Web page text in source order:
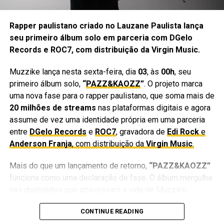
equipe e entrega caminhem na mesma direção.
O quarto encontro será focado emassessoria particular
e relação direta com o artista, uma das áreas mais
sensíveis da produção. Trabalhar perto de um artista exige
responsabilidade e capacidade de entender tanto o lado
profissional quanto o lado pessoal de uma carreira.
Para quem é essa mentoria?
A mentoria foi pensada para quem sonha em trabalhar na
indústria da música, produzir artistas, entender bastidores
de shows, atuar em equipes artísticas ou simplesmente
compreender como funciona o mercado
por trás dos
Também é uma oportunidade para produtores iniciantes,
assistentes de produção, empresários, artistas
Rapper paulistano criado no Lauzane Paulista lança
seu primeiro álbum solo em parceria com DGelo
Records e ROC7, com distribuição da Virgin Music.
Muzzike lança nesta sexta-feira, dia 03, às 00h, seu
primeiro álbum solo, “PAZZ&KAOZZ”. O projeto marca
uma nova fase para o rapper paulistano, que soma mais de
20 milhões de streams nas plataformas digitais e agora
assume de vez uma identidade própria em uma parceria
entre DGelo Records e ROC7, gravadora de Edi Rocke
Anderson Franja, com distribuição da Virgin Music.
Mais do que um lançamento de retorno, “PAZZ&KAOZZ”
funciona como uma declaração de fase. O álbum mergulha
estabilidade e instabilidade, fé e medo, ambição e
sobrevivência, progresso e adversidade.
CONTINUE READING